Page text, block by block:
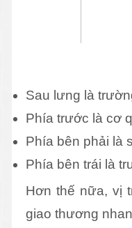
Sau lưng là
Phía trước là cơ
Phía bên phải là
Phía bên trái là
Hơn thế nữa, vị
giao thương